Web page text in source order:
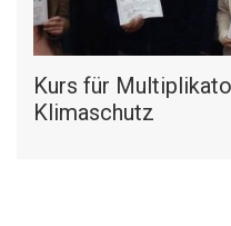
Kurs für
Klimaschutz